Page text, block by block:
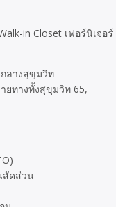
in Closet เฟอร์นิเจอร์
ลางสุขุมวิท
ยทางทั้งสุขุมวิท 65,
สัดส่วน